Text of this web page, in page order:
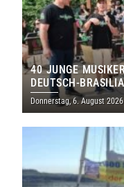
40 JUNGE
DEUTSCH-
THOLEY
Donnerstag, 6. August 2026